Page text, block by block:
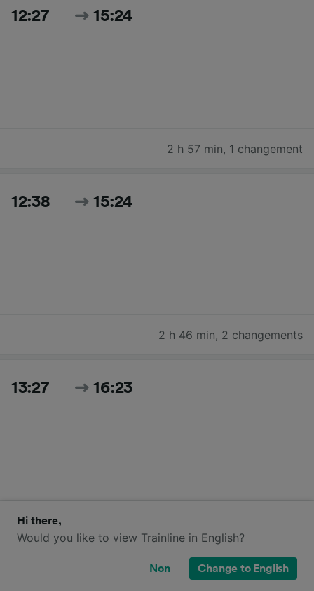
12:27 15:24
2 h 57 min, 1 changement
12:38 15:24
2 h 46 min, 2 changements
13:27 16:23
Hi there,
Would you like to view Trainline in English?
Non Change to English